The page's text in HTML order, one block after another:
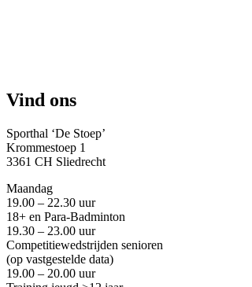
Vind ons
Sporthal ‘De Stoep’
Krommestoep 1
3361 CH Sliedrecht
Maandag
19.00 – 22.30 uur
18+ en Para-Badminton
19.30 – 23.00 uur
Competitiewedstrijden senioren
(op vastgestelde data)
19.00 – 20.00 uur